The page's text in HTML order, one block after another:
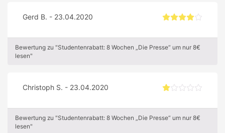
Gerd B. - 23.04.2020
Bewertung zu "Studentenrabatt: 8 Wochen „Die Presse“ um nur 8€
lesen"
Christoph S. - 23.04.2020
Bewertung zu "Studentenrabatt: 8 Wochen „Die Presse“ um nur 8€
lesen"